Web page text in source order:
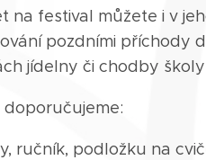
na festival můžete i v
pozdními příchody
jídelny či chodby
doporučujeme:
ručník, podložku na